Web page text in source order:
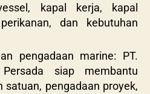
kapal kerja, kapal
dan kebutuhan
pengadaan marine: PT.
siap membantu
satuan, pengadaan proyek,